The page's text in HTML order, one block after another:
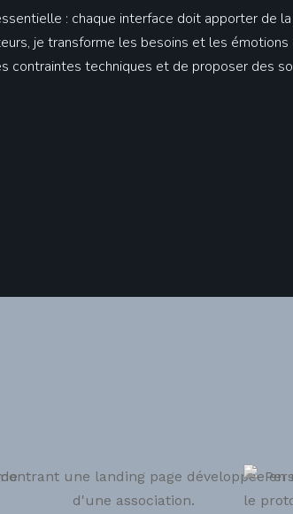
: chaque interface doit apporter de
je transforme les besoins et les émotions
contraintes techniques et de proposer des